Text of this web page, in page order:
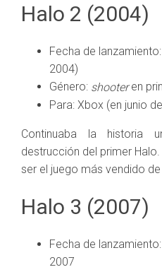
Halo 2 (2004)
Fecha de
2004)
Género: shooteren
Para: Xbox (en junio
Continuaba la historia
destrucción del primer
ser el juego más vendido
Halo 3 (2007)
Fecha de
2007